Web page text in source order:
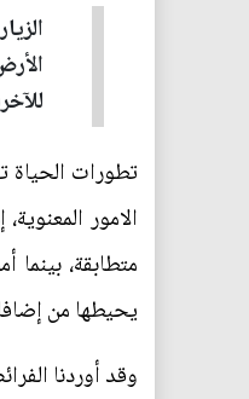
تطورات الحياة
الامور
متطابقة،
يحيطها من
وقد أوردنا